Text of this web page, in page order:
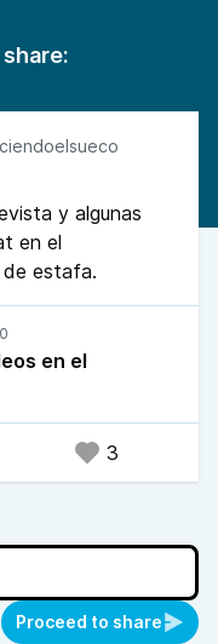
y algunas
en el
estafa.
en el
3
Proceed to share